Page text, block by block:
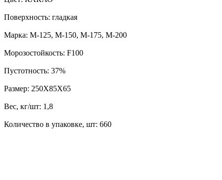
Поверхность: гладкая
Марка: М-125, М-150, М-175, М-200
Морозостойкость: F100
Пустотность: 37%
Размер: 250Х85Х65
Вес, кг/шт: 1,8
Количество в упаковке, шт: 660